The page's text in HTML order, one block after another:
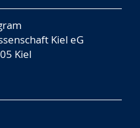
Kiel eG
Kiel